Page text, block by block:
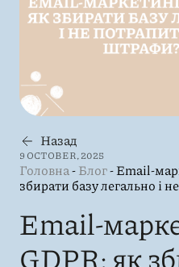
Назад
9 OCTOBER, 2025
Головна-Блог-Email-
збирати базу легально і
Email-
GDPR: як